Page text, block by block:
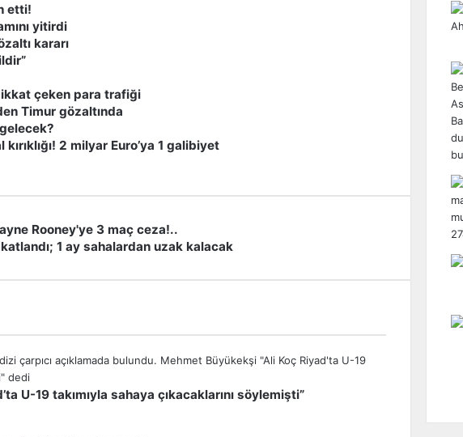
etti!
yitirdi
kararı
çeken para trafiği
Timur gözaltında
2 milyar Euro’ya 1 galibiyet
Rooney'ye 3 maç ceza!..
1 ay sahalardan uzak kalacak
U-19 takımıyla sahaya çıkacaklarını söylemişti”